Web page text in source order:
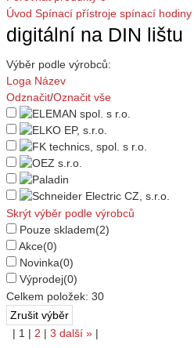
Úvod Spínací přístroje spínací hodiny
digitální na DIN lištu
Výběr podle výrobců:
Loga Název
Odznačit/Označit vše
Skrýt výběr podle výrobců
Pouze skladem(2)
Akce(0)
Novinka(0)
Výprodej(0)
Celkem položek: 30
| 1 | 2 | 3 další » |